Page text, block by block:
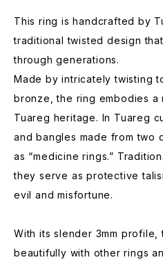
This ring is handcrafted by
traditional twisted design
through generations.
Made by intricately twisting
bronze, the ring embodies a
Tuareg heritage. In Tuareg
and bangles made from two
as “medicine rings.”
they serve as protective
evil and misfortune.
With its slender 3mm profile,
beautifully with other rings